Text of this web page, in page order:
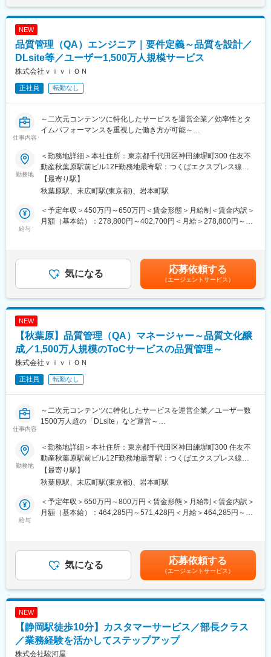
1967年より半世紀以上にわたり、日本と世界との真の相互理解を
・長い年月をかけて確立してきたブランド力や努力の積み重ねで
培ってきた信頼のおかげで不況といわれる出版業界において当社
は順調に二桁成長を続けています。
たライセンスビジネスや企業タイアップにおいて、フロントに立
って案件を推進するポジションです。まずは先輩プロデューサー
のサポートを受けながら、パートナー企業への提案、契約調整、
は自ら0から1の企画を立案し、事業をスケールさせるプロデュー
■ポジションの魅力：
VTuberやアニメなど、今まさに熱狂を生んでいるIPを商材とし
て、ビジネスが形になる瞬間を間近で体感できます。
◎若手が主役になれる環境
社歴に関わらず、実績と意欲があれば大きな案件に携わることが
可能です。自分の提案が世の中に出る喜びをダイレクトに味わえ
ます。
ら事業設計の考え方まで、ハイレベルなビジネススキルを吸収で
きます。
変化の激しいエンタメ業界において、スピード感を持ってPDCA
変更の範囲：会社の定める業務
る可能性があります。月給(月額)は固定手当を含めた表記です。
NEW
品質管理（QA）エンジニア｜要件定義～品質を設計／
DLsite等／ユーザー1,500万人規模サービス
株式会社ｖｉｖｉＯＮ
正社員 転勤なし
仕事内容
～二次元コンテンツに特化したサービスを運営企業／効率性とタ
イムパフォーマンスを重視した働き方が可能～
■仕事内容
国内最大級の二次元総合ダウンロードサイト「DLsite」をはじめ
とした当社プロダクトの品質保証業務を担当いただきます。
品質管理チームは単なるテスト実行部隊ではなく、「ユーザー体
験を起点に品質を設計し、プロダクト価値を最大化すること」を
ミッションとしています。
企画・要件定義などの上流工程から参画し、開発・PdM・デザイ
ナーと連携しながら品質を作り込むシフトレフトな品質保証を推
■業務詳細
・企画、要件定義、設計段階からの品質レビュー、リスク分析
・テスト戦略、テスト計画の策定
・Playwright等を活用したテスト自動化の推進
・CI/CD環境を活用した品質向上施策の推進
・生成AIやAIエージェントなどを活用したQA業務の効率化検討
プロダクトチームごとに担当領域を持ちながら、サービスの特性
■ポジションの魅力
・1,500万人以上が利用する大規模サービスの品質向上に携われる
環境
・開発やPdMと近い距離でプロダクト価値創出に関われる
・PlaywrightやCI/CD、生成AIなど次世代QAへの挑戦が可能
・品質改善施策や自動化推進など、自ら提案し実行できる裁量が
ある
■キャリアパス
変更の範囲：会社の定める業務
勤務地
＜勤務地詳細＞本社住所：東京都千代田区神田練塀町300 住友不
動産秋葉原駅前ビル12F勤務地最寄駅：つくばエクスプレス線／
秋葉原駅受動喫煙対策：屋内全面禁煙変更の範囲：会社の定める
事業所（リモートワーク含む）
【最寄り駅】
秋葉原駅、末広町駅(東京都)、岩本町駅
給与
＜予定年収＞450万円～650万円＜賃金形態＞月給制＜賃金内訳＞
月額（基本給）：278,800円～402,700円＜月給＞278,800円～
回分をそれぞれ1ヶ月分の給与が支給された場合の合計金額です。
■昇給年1回（4月）■賞与年2回（6月・12月）標準1ヶ月／回、在
籍期間・評価に応じて変動賃金はあくまでも目安の金額であり、
選考を通じて上下する可能性があります。月給(月額)は固定手当を
含めた表記です。
気になる 応募依頼する
（エージェントサービス）
NEW
【秋葉原】品質管理（QA）マネージャー～品質文化醸
成／1,500万人規模のToCサービスの品質管理～
株式会社ｖｉｖｉＯＮ
正社員 転勤なし
仕事内容
～二次元コンテンツに特化したサービスを運営企業／ユーザー数
1500万人超の「DLsite」など運営～
じめとする当社サービスの品質保証組織をリードいただきます。
品質管理部門は、単なるテスト実行組織ではなく、事業成長を支
える品質戦略の推進役として進化を続けています。事業拡大に伴
い、より多くのプロダクトチームへ品質保証活動を浸透させるた
め、組織全体の品質戦略立案や品質文化の醸成を担うマネージャ
ーを募集します。
現在は複数のプロダクトチームが開発を進める一方で、品質保証
活動のさらなる高度化や組織横断での品質改善推進が求められて
■業務詳細
・QA組織全体のマネジメントおよびメンバー育成
・VOC（顧客の声）や障害分析を起点とした品質改善施策の立案
・シフトレフト推進による要件定義・設計段階からの品質向上
・テスト自動化、CI/CD、生成AI活用など品質向上施策の推進
勤務地
＜勤務地詳細＞本社住所：東京都千代田区神田練塀町300 住友不
動産秋葉原駅前ビル12F勤務地最寄駅：つくばエクスプレス線／
秋葉原駅受動喫煙対策：屋内全面禁煙変更の範囲：会社の定める
事業所（リモートワーク含む）
【最寄り駅】
秋葉原駅、末広町駅(東京都)、岩本町駅
給与
＜予定年収＞650万円～800万円＜賃金形態＞月給制＜賃金内訳＞
月額（基本給）：464,285円～571,428円＜月給＞464,285円～
回分をそれぞれ1ヶ月分の給与が支給された場合の合計金額です。
■昇給年1回（4月）■賞与年2回（6月・12月）標準1ヶ月／回、在
籍期間・評価に応じて変動賃金はあくまでも目安の金額であり、
選考を通じて上下する可能性があります。月給(月額)は固定手当を
含めた表記です。
気になる 応募依頼する
（エージェントサービス）
NEW
【静岡駅徒歩10分】カスタマーサービス／部長クラス
／業務経験を活かしてステップアップ
株式会社駿河屋